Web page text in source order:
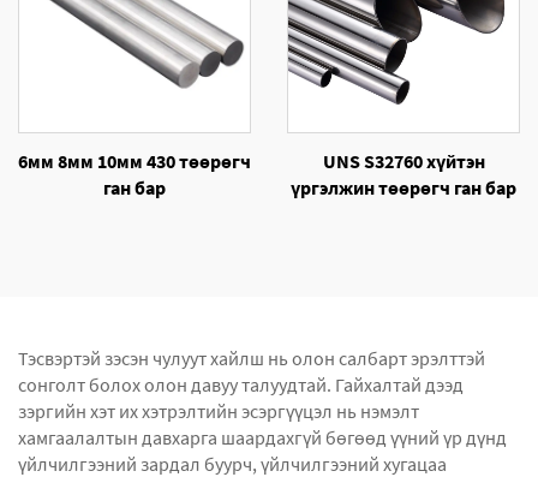
6мм 8мм 10мм 430 төөрөгч
ган бар
UNS S32760 хүйтэн
үргэлжин төөрөгч ган бар
Тэсвэртэй зэсэн чулуут хайлш нь олон салбарт эрэлттэй
сонголт болох олон давуу талуудтай. Гайхалтай дээд
зэргийн хэт их хэтрэлтийн эсэргүүцэл нь нэмэлт
хамгаалалтын давхарга шаардахгүй бөгөөд үүний үр дүнд
үйлчилгээний зардал буурч, үйлчилгээний хугацаа